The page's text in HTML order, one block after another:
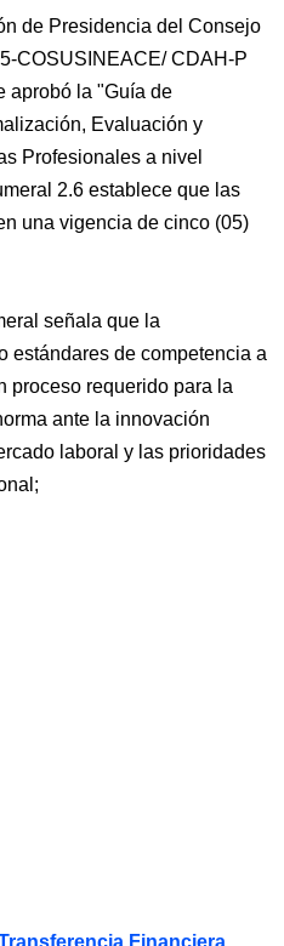
de Presidencia del Consejo
COSUSINEACE/ CDAH-P
aprobó la "Guía de
Evaluación y
Profesionales a nivel
2.6 establece que las
una vigencia de cinco (05)
señala que la
estándares de competencia a
proceso requerido para la
ante la innovación
laboral y las prioridades
Financiera